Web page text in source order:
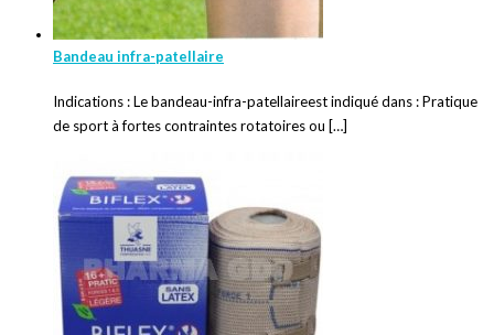
Bandeau infra-patellaire
Indications : Le bandeau-infra-patellaireest indiqué dans : Pratique
de sport à fortes contraintes rotatoires ou […]